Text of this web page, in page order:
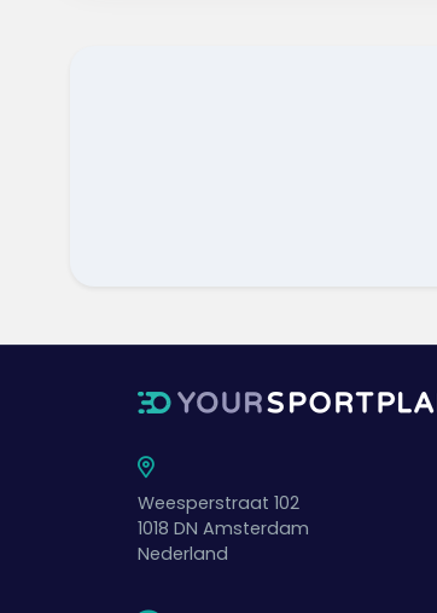
Weesperstraat 102
1018 DN Amsterdam
Nederland